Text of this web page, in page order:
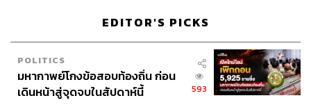
EDITOR'S PICKS
POLITICS
มหากาพย์โกงข้อสอบท้องถิ่น ก่อน
เดินหน้าสู่จุดจบในสัปดาห์นี้
593